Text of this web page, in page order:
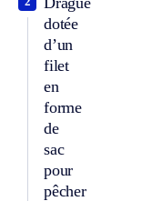
dotée
d’un
filet
en
forme
de
sac
pour
pêcher